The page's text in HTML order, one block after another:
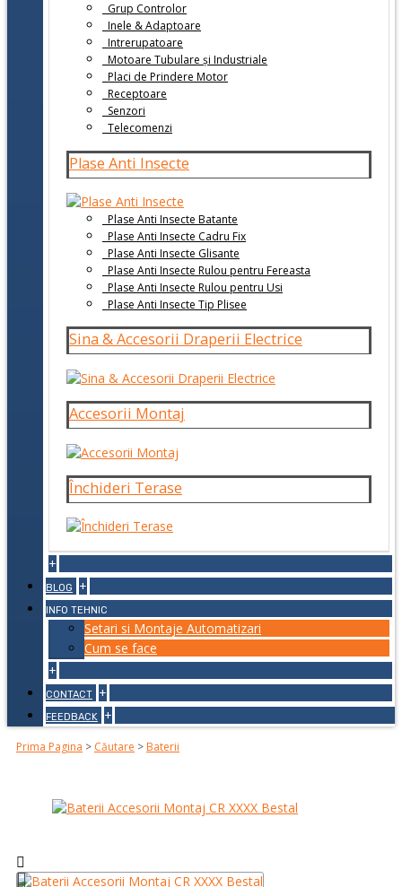
Grup Controlor
Inele & Adaptoare
Intrerupatoare
Motoare Tubulare și Industriale
Placi de Prindere Motor
Receptoare
Senzori
Telecomenzi
Plase Anti Insecte
Plase Anti Insecte Batante
Plase Anti Insecte Cadru Fix
Plase Anti Insecte Glisante
Plase Anti Insecte Rulou pentru Fereasta
Plase Anti Insecte Rulou pentru Usi
Plase Anti Insecte Tip Plisee
Sina & Accesorii Draperii Electrice
Accesorii Montaj
Închideri Terase
+
BLOG +
INFO TEHNIC
Setari si Montaje Automatizari
Cum se face
+
CONTACT +
FEEDBACK +
Prima Pagina > Căutare > Baterii